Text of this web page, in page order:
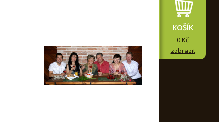
KOŠÍK
0 Kč
zobrazit